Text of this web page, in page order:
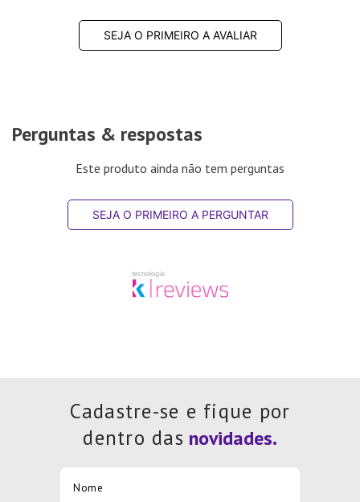
SEJA O PRIMEIRO A AVALIAR
Perguntas & respostas
Este produto ainda não tem perguntas
SEJA O PRIMEIRO A PERGUNTAR
Cadastre-se e fique por
dentro das